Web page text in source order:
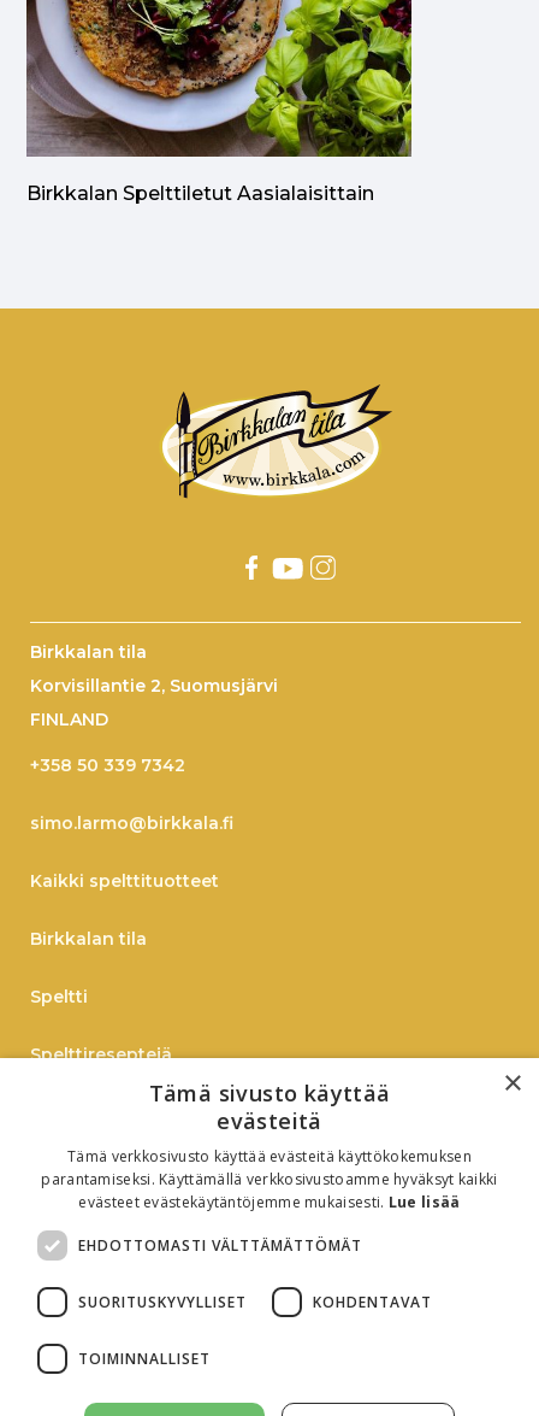
Birkkalan Spelttiletut Aasialaisittain
Birkkalan tila
Korvisillantie 2, Suomusjärvi
FINLAND
+358 50 339 7342
simo.larmo@birkkala.fi
Kaikki spelttituotteet
Birkkalan tila
Speltti
Spelttireseptejä
Verkkokauppaan
B2B
Oiva-raportti
×
Tämä sivusto käyttää
evästeitä
Tämä verkkosivusto käyttää evästeitä käyttökokemuksen
parantamiseksi. Käyttämällä verkkosivustoamme hyväksyt kaikki
evästeet evästekäytäntöjemme mukaisesti. Lue lisää
EHDOTTOMASTI VÄLTTÄMÄTTÖMÄT
SUORITUSKYVYLLISET KOHDENTAVAT
TOIMINNALLISET